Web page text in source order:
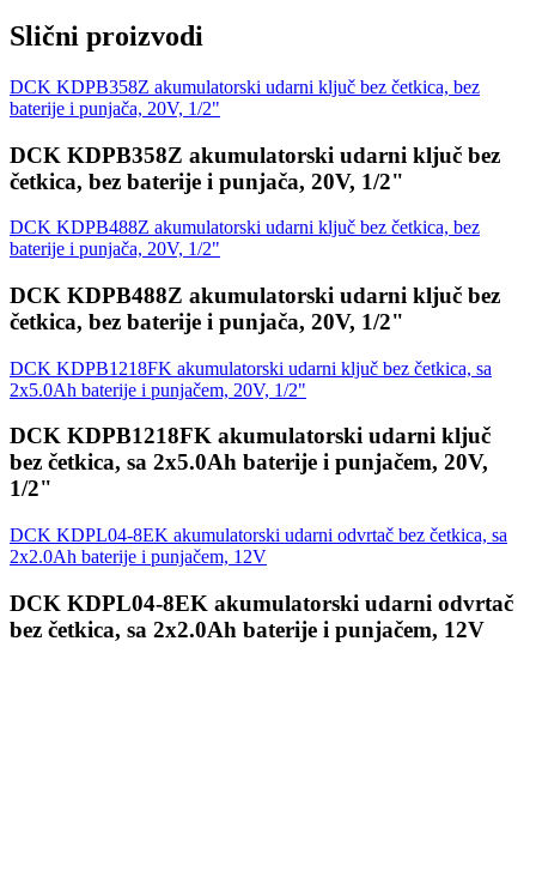
Slični proizvodi
DCK KDPB358Z akumulatorski udarni ključ bez četkica, bez
baterije i punjača, 20V, 1/2"
DCK KDPB358Z akumulatorski udarni ključ bez
četkica, bez baterije i punjača, 20V, 1/2"
DCK KDPB488Z akumulatorski udarni ključ bez četkica, bez
baterije i punjača, 20V, 1/2"
DCK KDPB488Z akumulatorski udarni ključ bez
četkica, bez baterije i punjača, 20V, 1/2"
DCK KDPB1218FK akumulatorski udarni ključ bez četkica, sa
2x5.0Ah baterije i punjačem, 20V, 1/2"
DCK KDPB1218FK akumulatorski udarni ključ
bez četkica, sa 2x5.0Ah baterije i punjačem, 20V,
1/2"
DCK KDPL04-8EK akumulatorski udarni odvrtač bez četkica, sa
2x2.0Ah baterije i punjačem, 12V
DCK KDPL04-8EK akumulatorski udarni odvrtač
bez četkica, sa 2x2.0Ah baterije i punjačem, 12V